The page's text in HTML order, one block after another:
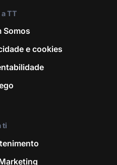
TT
Somos
e cookies
ti